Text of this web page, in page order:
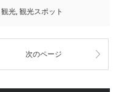
観光,観光スポット
次のページ